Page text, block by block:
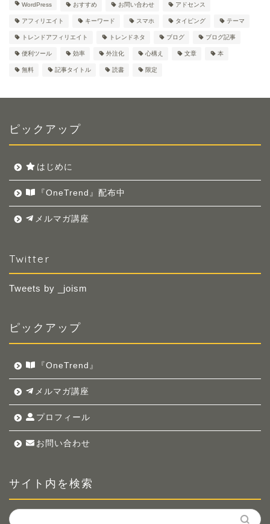
WordPress おすすめ お問い合わせ アドセンス
アフィリエイト キーワード スマホ タイピング テーマ
トレンドアフィリエイト トレンドネタ ブログ ブログ記事
便利ツール 効率 外注化 心構え 文章 本
無料 記事タイトル 読書 限定
ピックアップ
はじめに
『OneTrend』配布中
メルマガ講座
Twitter
Tweets by _joism
ピックアップ
『OneTrend』
メルマガ講座
プロフィール
お問い合わせ
サイト内を検索